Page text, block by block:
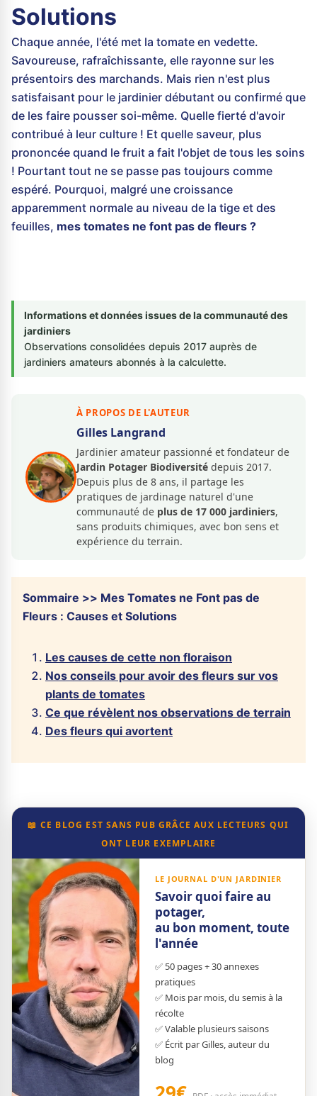
Solutions
Chaque année, l'été met la tomate en vedette.
Savoureuse, rafraîchissante, elle rayonne sur les
présentoirs des marchands. Mais rien n'est plus
satisfaisant pour le jardinier débutant ou confirmé que
de les faire pousser soi-même. Quelle fierté d'avoir
contribué à leur culture ! Et quelle saveur, plus
prononcée quand le fruit a fait l'objet de tous les soins
! Pourtant tout ne se passe pas toujours comme
espéré. Pourquoi, malgré une croissance
apparemment normale au niveau de la tige et des
feuilles, mes tomates ne font pas de fleurs ?
Informations et données issues de la communauté des
jardiniers
Observations consolidées depuis 2017 auprès de
jardiniers amateurs abonnés à la calculette.
À PROPOS DE L'AUTEUR
Gilles Langrand
Jardinier amateur passionné et fondateur de
Jardin Potager Biodiversité depuis 2017.
Depuis plus de 8 ans, il partage les
pratiques de jardinage naturel d'une
communauté de plus de 17 000 jardiniers,
sans produits chimiques, avec bon sens et
expérience du terrain.
Sommaire >> Mes Tomates ne Font pas de
Fleurs : Causes et Solutions
Les causes de cette non floraison
Nos conseils pour avoir des fleurs sur vos
plants de tomates
Ce que révèlent nos observations de terrain
Des fleurs qui avortent
📖 CE BLOG EST SANS PUB GRÂCE AUX LECTEURS QUI
ONT LEUR EXEMPLAIRE
LE JOURNAL D'UN JARDINIER
Savoir quoi faire au
potager,
au bon moment, toute
l'année
✅ 50 pages + 30 annexes
pratiques
✅ Mois par mois, du semis à la
récolte
✅ Valable plusieurs saisons
✅ Écrit par Gilles, auteur du
blog